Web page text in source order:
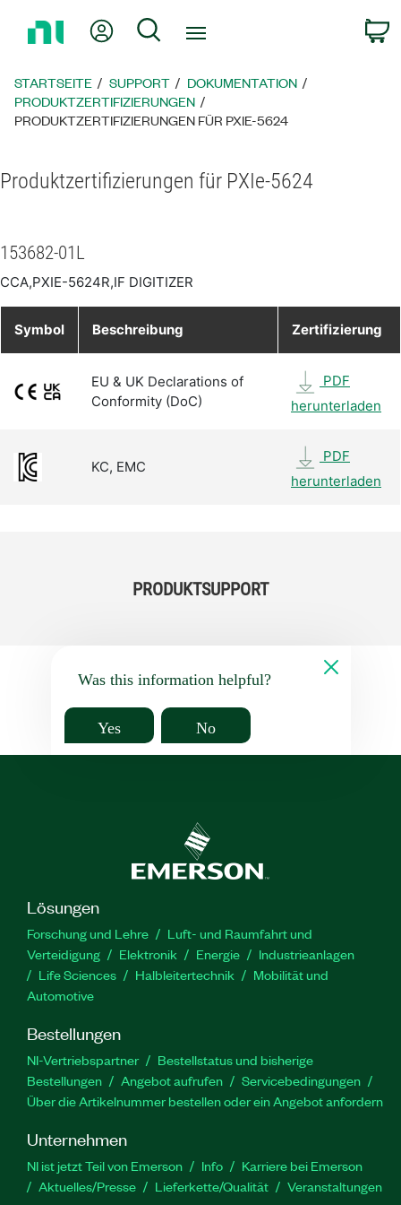
zur
Mein KontoSuche
STARTSEITE SUPPORT
DOKUMENTATION
PRODUKTZERTIFIZIERUNGEN
PRODUKTZERTIFIZIERUNGEN FÜR PXIE-5624
Produktzertifizierungen für PXIe-5624
153682-01L
CCA,PXIE-5624R,IF DIGITIZER
Symbol Beschreibung Zertifizierung
EU & UK Declarations of
Conformity (DoC)
PDF
herunterladen
KC, EMC
PDF
herunterladen
PRODUKTSUPPORT
Was this information helpful?
Yes No
Lösungen
Forschung und Lehre
Luft- und Raumfahrt und
Verteidigung
Elektronik Energie
Industrieanlagen
Life Sciences
Halbleitertechnik
Mobilität und
Automotive
Bestellungen
NI-Vertriebspartner
Bestellstatus und bisherige
Bestellungen
Angebot aufrufen
Servicebedingungen
Über die Artikelnummer bestellen oder ein Angebot anfordern
Unternehmen
NI ist jetzt Teil von Emerson Info
Karriere bei Emerson
Aktuelles/Presse
Lieferkette/Qualität Veranstaltungen